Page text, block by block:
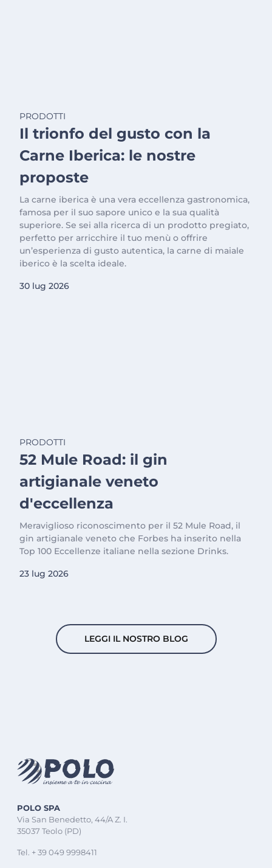
PRODOTTI
Il trionfo del gusto con la
Carne Iberica: le nostre
proposte
La carne iberica è una vera eccellenza gastronomica,
famosa per il suo sapore unico e la sua qualità
superiore. Se sei alla ricerca di un prodotto pregiato,
perfetto per arricchire il tuo menù o offrire
un’esperienza di gusto autentica, la carne di maiale
iberico è la scelta ideale.
30 lug 2026
PRODOTTI
52 Mule Road: il gin
artigianale veneto
d'eccellenza
Meraviglioso riconoscimento per il 52 Mule Road, il
gin artigianale veneto che Forbes ha inserito nella
Top 100 Eccellenze italiane nella sezione Drinks.
23 lug 2026
LEGGI IL NOSTRO BLOG
POLO SPA
Via San Benedetto, 44/A Z. I.
35037 Teolo (PD)
Tel. + 39 049 9998411